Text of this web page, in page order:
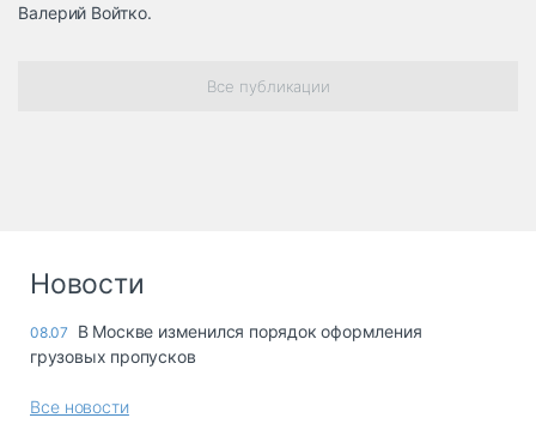
запчасти, шины
Валерий Войтко.
Все публикации
Новости
08.07
В Москве изменился порядок оформления
грузовых пропусков
Все новости